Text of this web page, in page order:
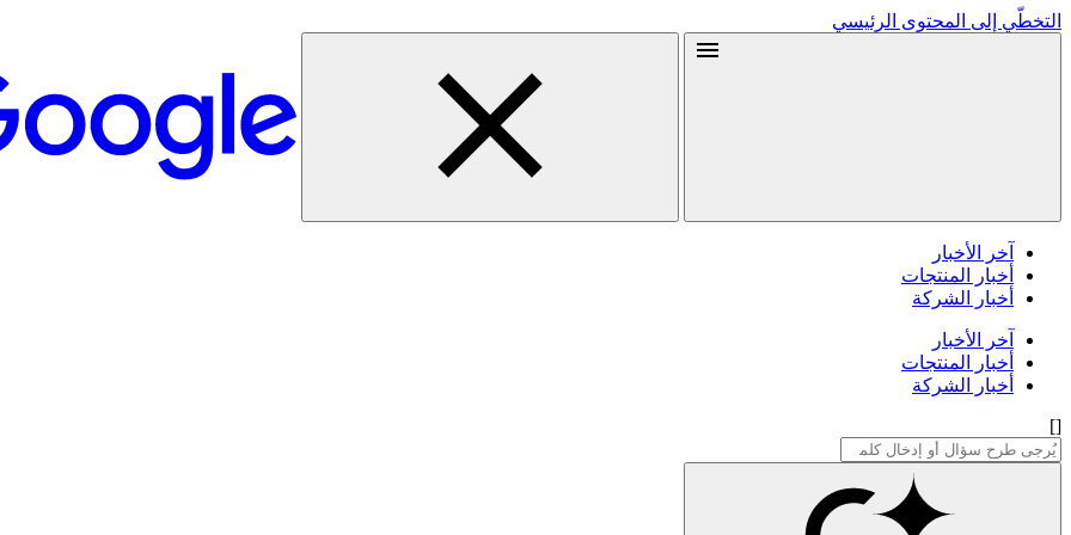
التخطّي إلى المحتوى الرئيسي
آخر الأخبار
أخبار المنتجات
أخبار الشركة
آخر الأخبار
أخبار المنتجات
أخبار الشركة
[]